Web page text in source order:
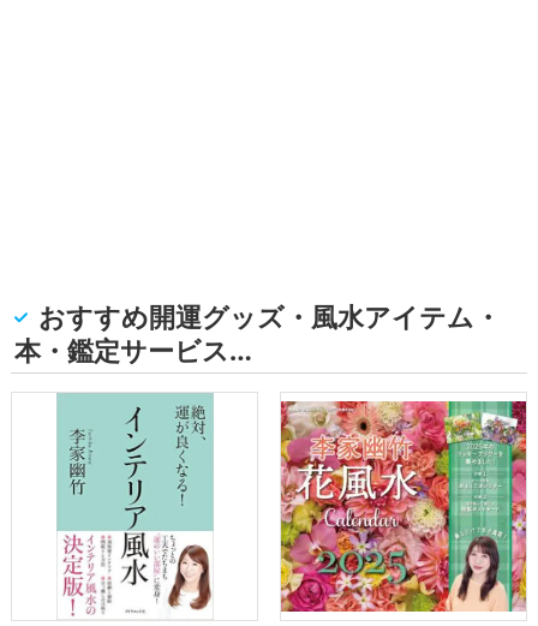
おすすめ開運グッズ・風水アイテム・
本・鑑定サービス…